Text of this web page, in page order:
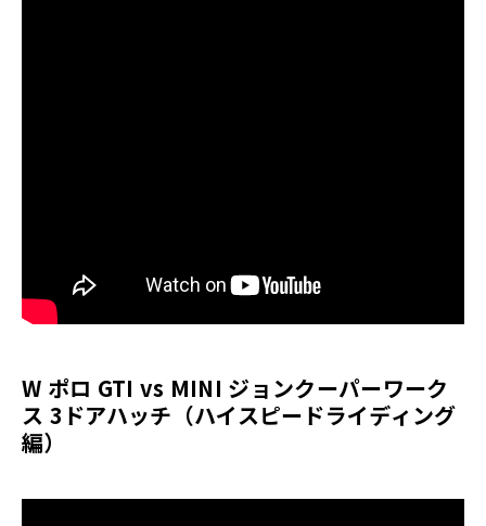
W ポロ GTI vs MINI ジョンクーパーワーク
ス 3ドアハッチ（ハイスピードライディング
編）